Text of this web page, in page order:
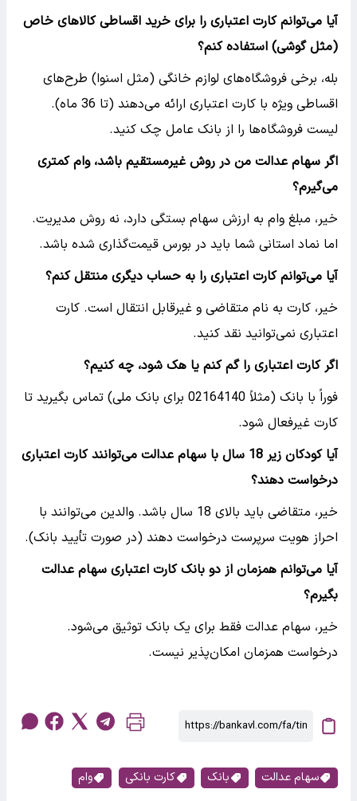
آیا می‌توانم کارت اعتباری را برای خرید اقساطی کالاهای خاص
(مثل گوشی) استفاده کنم؟
بله، برخی فروشگاه‌های لوازم خانگی (مثل اسنوا) طرح‌های
اقساطی ویژه با کارت اعتباری ارائه می‌دهند (تا 36 ماه).
لیست فروشگاه‌ها را از بانک عامل چک کنید.
اگر سهام عدالت من در روش غیرمستقیم باشد، وام کمتری
می‌گیرم؟
خیر، مبلغ وام به ارزش سهام بستگی دارد، نه روش مدیریت.
اما نماد استانی شما باید در بورس قیمت‌گذاری شده باشد.
آیا می‌توانم کارت اعتباری را به حساب دیگری منتقل کنم؟
خیر، کارت به نام متقاضی و غیرقابل انتقال است. کارت
اعتباری نمی‌توانید نقد کنید.
اگر کارت اعتباری را گم کنم یا هک شود، چه کنیم؟
فوراً با بانک (مثلاً 02164140 برای بانک ملی) تماس بگیرید تا
کارت غیرفعال شود.
آیا کودکان زیر 18 سال با سهام عدالت می‌توانند کارت اعتباری
درخواست دهند؟
خیر، متقاضی باید بالای 18 سال باشد. والدین می‌توانند با
احراز هویت سرپرست درخواست دهند (در صورت تأیید بانک).
آیا می‌توانم همزمان از دو بانک کارت اعتباری سهام عدالت
بگیرم؟
خیر، سهام عدالت فقط برای یک بانک توثیق می‌شود.
درخواست همزمان امکان‌پذیر نیست.
سهام عدالت بانک کارت بانکی
وام